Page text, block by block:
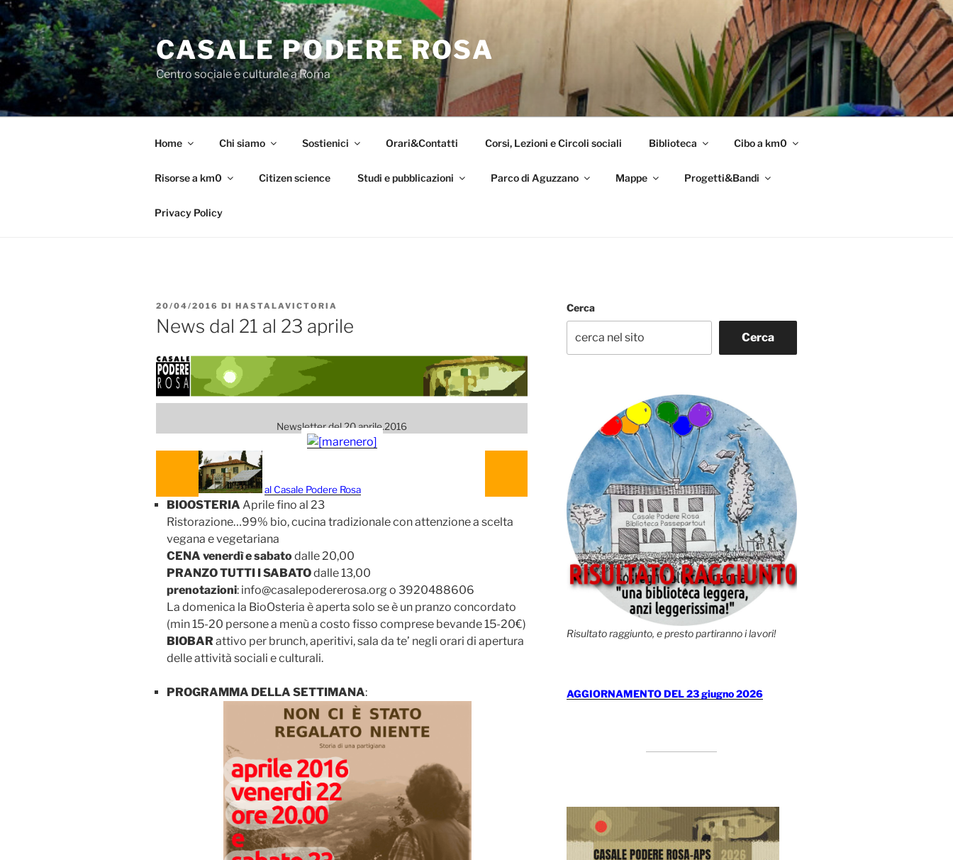
Salta
al
contenuto
CASALE PODERE ROSA
Centro sociale e culturale a Roma
Home Chi siamo Sostienici Orari&Contatti Corsi, Lezioni e Circoli sociali Biblioteca Cibo a km0
Risorse a km0 Citizen science Studi e pubblicazioni Parco di Aguzzano Mappe Progetti&Bandi
Privacy Policy
PUBBLICATO
IL
20/04/2016 DI HASTALAVICTORIA
News dal 21 al 23 aprile
Newsletter del 20.aprile.2016
al Casale Podere Rosa
BIOOSTERIA Aprile fino al 23
Ristorazione…99% bio, cucina tradizionale con attenzione a scelta
vegana e vegetariana
CENA venerdì e sabatodalle 20,00
PRANZO TUTTI I SABATOdalle 13,00
prenotazioni: info@casalepodererosa.org o 3920488606
La domenica la BioOsteria è aperta solo se è un pranzo concordato
(min 15-20 persone a menù a costo fisso comprese bevande 15-20€)
BIOBARattivo per brunch, aperitivi, sala da te’ negli orari di apertura
delle attività sociali e culturali.
PROGRAMMA DELLA SETTIMANA:
Cerca
Cerca
Risultato raggiunto, e presto partiranno i lavori!
AGGIORNAMENTO DEL 23 giugno 2026